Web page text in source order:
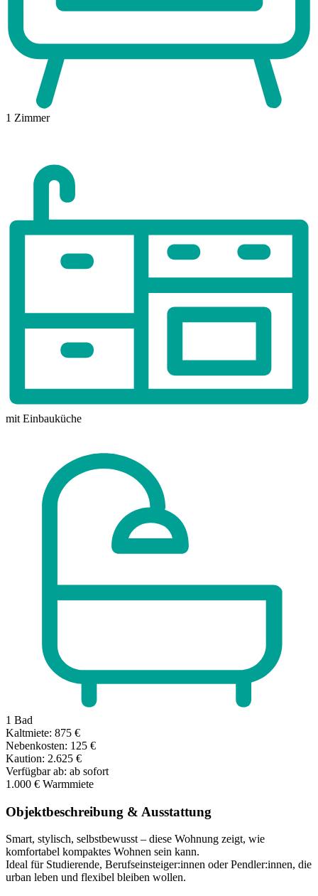
1 Zimmer
mit Einbauküche
1 Bad
Kaltmiete: 875 €
Nebenkosten: 125 €
Kaution: 2.625 €
Verfügbar ab: ab sofort
1.000 € Warmmiete
Objektbeschreibung & Ausstattung
Smart, stylisch, selbstbewusst – diese Wohnung zeigt, wie
komfortabel kompaktes Wohnen sein kann.
Ideal für Studierende, Berufseinsteiger:innen oder Pendler:innen, die
urban leben und flexibel bleiben wollen.